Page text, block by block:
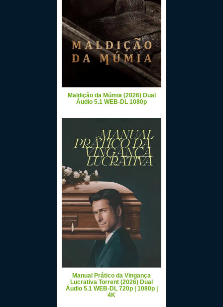
Maldição da Múmia (2026) Dual
Áudio 5.1 WEB-DL 1080p
Manual Prático da Vingança
Lucrativa Torrent (2026) Dual
Áudio 5.1 WEB-DL 720p | 1080p |
4K